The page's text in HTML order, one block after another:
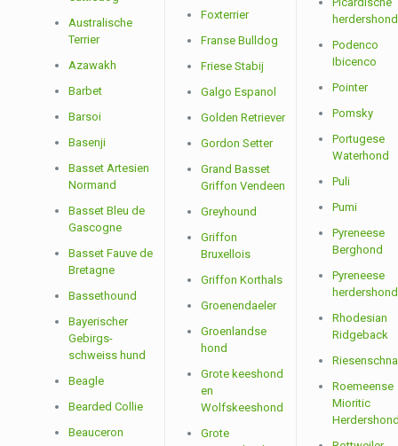
Australische
Terrier
Azawakh
Barbet
Barsoi
Basenji
Basset Artesien
Normand
Basset Bleu de
Gascogne
Basset Fauve de
Bretagne
Bassethound
Bayerischer
Gebirgs-
schweiss hund
Beagle
Bearded Collie
Beauceron
Foxterrier
Franse Bulldog
Friese Stabij
Galgo Espanol
Golden Retriever
Gordon Setter
Grand Basset
Griffon Vendeen
Greyhound
Griffon
Bruxellois
Griffon Korthals
Groenendaeler
Groenlandse
hond
Grote keeshond
en
Wolfskeeshond
Grote
herdershond
Podenco
Ibicenco
Pointer
Pomsky
Portugese
Waterhond
Puli
Pumi
Pyreneese
Berghond
Pyreneese
herdershond
Rhodesian
Ridgeback
Roemeense
Mioritic